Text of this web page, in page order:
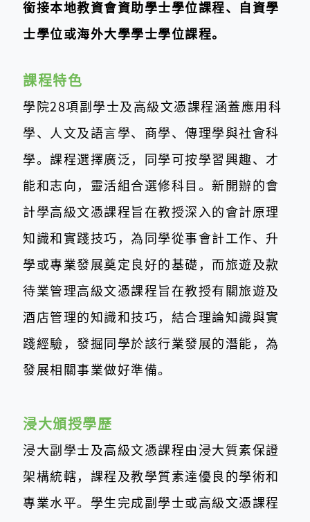
銜接本地教資會資助學士學位課程、自資學
士學位或海外大學學士學位課程。
課程特色
學院28項副學士及高級文憑課程涵蓋應用科
學、人文及語言學、商學、傳理學與社會科
學。課程選擇廣泛，同學可按學習興趣、才
能和志向，靈活組合選修科目。新開辦的會
計學高級文憑課程旨在教授深入的會計原理
知識和實踐技巧，為同學從事會計工作、升
學或專業發展奠定良好的基礎，而旅遊及款
待業管理高級文憑課程旨在教授有關旅遊及
酒店管理的知識和技巧，結合理論知識與實
踐經驗，發掘同學於該行業發展的潛能，為
發展相關事業做好準備。
浸大頒授學歷
浸大副學士及高級文憑課程由浸大質素保證
架構統轄，課程及教學質素達優 良的學術和
專業水平。學生完成副學士或高級文憑課程